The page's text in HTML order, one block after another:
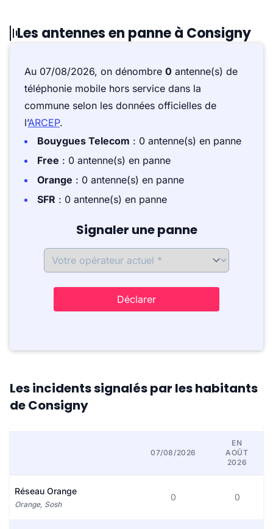
Les antennes en panne à Consigny
Au 07/08/2026, on dénombre 0 antenne(s) de
téléphonie mobile hors service dans la
commune selon les données officielles de
l’ARCEP.
Bouygues Telecom : 0 antenne(s) en panne
Free : 0 antenne(s) en panne
Orange : 0 antenne(s) en panne
SFR : 0 antenne(s) en panne
Signaler une panne
Déclarer
Les incidents signalés par les habitants
de Consigny
07/08/2026
EN
AOÛT
2026
Réseau Orange
Orange, Sosh
0 0